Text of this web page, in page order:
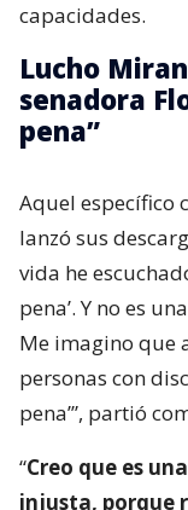
capacidades.
Lucho
senadora
pena”
Aquel específico
lanzó sus
vida he
pena’. Y no es
Me imagino que
personas con
pena’”, partió
“Creo que es
injusta, porque